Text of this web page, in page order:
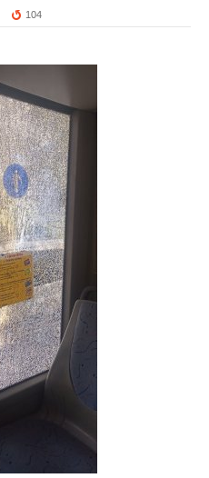
104